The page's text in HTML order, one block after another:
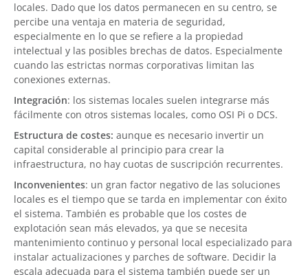
locales. Dado que los datos permanecen en su centro, se
percibe una ventaja en materia de seguridad,
especialmente en lo que se refiere a la propiedad
intelectual y las posibles brechas de datos. Especialmente
cuando las estrictas normas corporativas limitan las
conexiones externas.
Integración: los sistemas locales suelen integrarse más
fácilmente con otros sistemas locales, como OSI Pi o DCS.
Estructura de costes: aunque es necesario invertir un
capital considerable al principio para crear la
infraestructura, no hay cuotas de suscripción recurrentes.
Inconvenientes: un gran factor negativo de las soluciones
locales es el tiempo que se tarda en implementar con éxito
el sistema. También es probable que los costes de
explotación sean más elevados, ya que se necesita
mantenimiento continuo y personal local especializado para
instalar actualizaciones y parches de software. Decidir la
escala adecuada para el sistema también puede ser un